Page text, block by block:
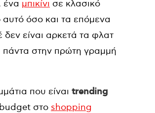
ένα μπικίνι σε κλασικό
όσο και τα επόμενα
είναι αρκετά τα φλατ
πάντα στην πρώτη γραμμή
που είναι trending
στο shopping